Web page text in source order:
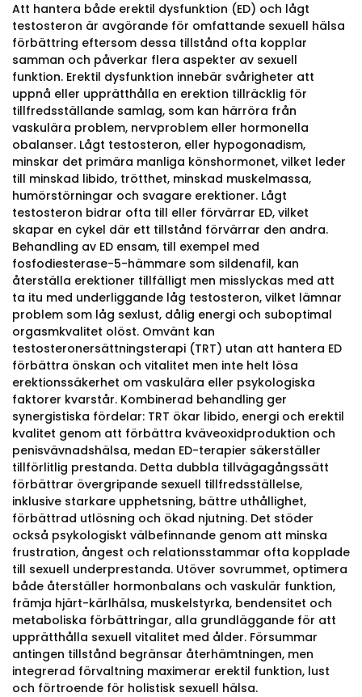
Att hantera både erektil dysfunktion (ED) och lågt
testosteron är avgörande för omfattande sexuell hälsa
förbättring eftersom dessa tillstånd ofta kopplar
samman och påverkar flera aspekter av sexuell
funktion. Erektil dysfunktion innebär svårigheter att
uppnå eller upprätthålla en erektion tillräcklig för
tillfredsställande samlag, som kan härröra från
vaskulära problem, nervproblem eller hormonella
obalanser. Lågt testosteron, eller hypogonadism,
minskar det primära manliga könshormonet, vilket leder
till minskad libido, trötthet, minskad muskelmassa,
humörstörningar och svagare erektioner. Lågt
testosteron bidrar ofta till eller förvärrar ED, vilket
skapar en cykel där ett tillstånd förvärrar den andra.
Behandling av ED ensam, till exempel med
fosfodiesterase-5-hämmare som sildenafil, kan
återställa erektioner tillfälligt men misslyckas med att
ta itu med underliggande låg testosteron, vilket lämnar
problem som låg sexlust, dålig energi och suboptimal
orgasmkvalitet olöst. Omvänt kan
testosteronersättningsterapi (TRT) utan att hantera ED
förbättra önskan och vitalitet men inte helt lösa
erektionssäkerhet om vaskulära eller psykologiska
faktorer kvarstår. Kombinerad behandling ger
synergistiska fördelar: TRT ökar libido, energi och erektil
kvalitet genom att förbättra kväveoxidproduktion och
penisvävnadshälsa, medan ED-terapier säkerställer
tillförlitlig prestanda. Detta dubbla tillvägagångssätt
förbättrar övergripande sexuell tillfredsställelse,
inklusive starkare upphetsning, bättre uthållighet,
förbättrad utlösning och ökad njutning. Det stöder
också psykologiskt välbefinnande genom att minska
frustration, ångest och relationsstammar ofta kopplade
till sexuell underprestanda. Utöver sovrummet, optimera
både återställer hormonbalans och vaskulär funktion,
främja hjärt-kärlhälsa, muskelstyrka, bendensitet och
metaboliska förbättringar, alla grundläggande för att
upprätthålla sexuell vitalitet med ålder. Försummar
antingen tillstånd begränsar återhämtningen, men
integrerad förvaltning maximerar erektil funktion, lust
och förtroende för holistisk sexuell hälsa.